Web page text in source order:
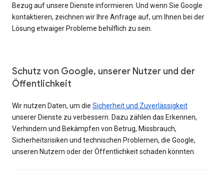
Bezug auf unsere Dienste informieren. Und wenn Sie Google
kontaktieren, zeichnen wir Ihre Anfrage auf, um Ihnen bei der
Lösung etwaiger Probleme behilflich zu sein.
Schutz von Google, unserer Nutzer und der
Öffentlichkeit
Wir nutzen Daten, um die Sicherheit und Zuverlässigkeit
unserer Dienste zu verbessern. Dazu zählen das Erkennen,
Verhindern und Bekämpfen von Betrug, Missbrauch,
Sicherheitsrisiken und technischen Problemen, die Google,
unseren Nutzern oder der Öffentlichkeit schaden könnten.